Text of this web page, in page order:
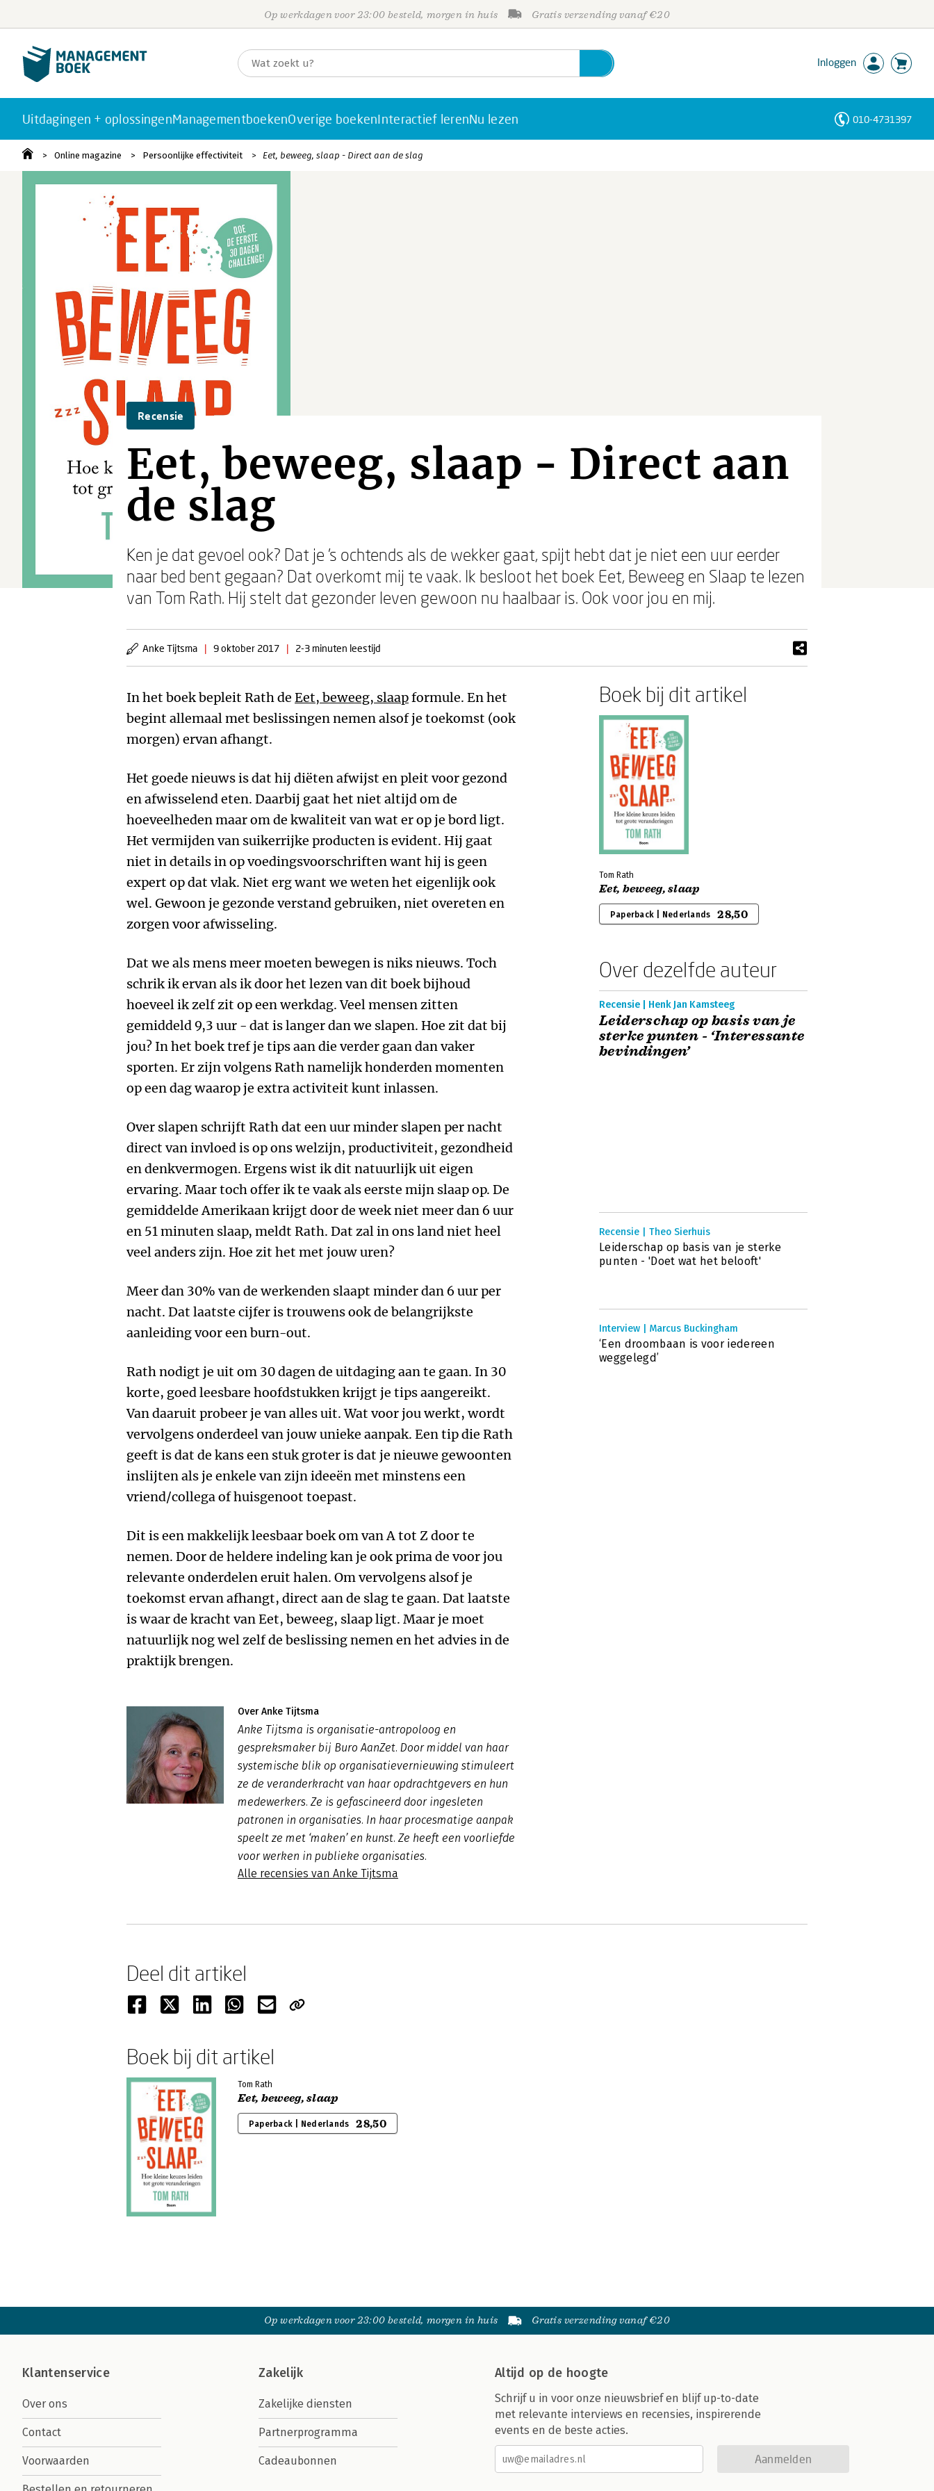
Op werkdagen voor 23:00 besteld, morgen in huis Gratis verzending vanaf €20
Inloggen
Uitdagingen + oplossingenManagementboekenOverige boekenInteractief lerenNu lezen 010-4731397
Online magazine Persoonlijke effectiviteit Eet, beweeg, slaap - Direct aan de slag
Recensie
Eet, beweeg, slaap - Direct aan
de slag
Ken je dat gevoel ook? Dat je 's ochtends als de wekker gaat, spijt hebt dat je niet een uur eerder
naar bed bent gegaan? Dat overkomt mij te vaak. Ik besloot het boek Eet, Beweeg en Slaap te lezen
van Tom Rath. Hij stelt dat gezonder leven gewoon nu haalbaar is. Ook voor jou en mij.
Anke Tijtsma | 9 oktober 2017 | 2-3 minuten leestijd
In het boek bepleit Rath de Eet, beweeg, slaapformule. En het
begint allemaal met beslissingen nemen alsof je toekomst (ook
morgen) ervan afhangt.
Het goede nieuws is dat hij diëten afwijst en pleit voor gezond
en afwisselend eten. Daarbij gaat het niet altijd om de
hoeveelheden maar om de kwaliteit van wat er op je bord ligt.
Het vermijden van suikerrijke producten is evident. Hij gaat
niet in details in op voedingsvoorschriften want hij is geen
expert op dat vlak. Niet erg want we weten het eigenlijk ook
wel. Gewoon je gezonde verstand gebruiken, niet overeten en
zorgen voor afwisseling.
Dat we als mens meer moeten bewegen is niks nieuws. Toch
schrik ik ervan als ik door het lezen van dit boek bijhoud
hoeveel ik zelf zit op een werkdag. Veel mensen zitten
gemiddeld 9,3 uur - dat is langer dan we slapen. Hoe zit dat bij
jou? In het boek tref je tips aan die verder gaan dan vaker
sporten. Er zijn volgens Rath namelijk honderden momenten
op een dag waarop je extra activiteit kunt inlassen.
Over slapen schrijft Rath dat een uur minder slapen per nacht
direct van invloed is op ons welzijn, productiviteit, gezondheid
en denkvermogen. Ergens wist ik dit natuurlijk uit eigen
ervaring. Maar toch offer ik te vaak als eerste mijn slaap op. De
gemiddelde Amerikaan krijgt door de week niet meer dan 6 uur
en 51 minuten slaap, meldt Rath. Dat zal in ons land niet heel
veel anders zijn. Hoe zit het met jouw uren?
Meer dan 30% van de werkenden slaapt minder dan 6 uur per
nacht. Dat laatste cijfer is trouwens ook de belangrijkste
aanleiding voor een burn-out.
Rath nodigt je uit om 30 dagen de uitdaging aan te gaan. In 30
korte, goed leesbare hoofdstukken krijgt je tips aangereikt.
Van daaruit probeer je van alles uit. Wat voor jou werkt, wordt
vervolgens onderdeel van jouw unieke aanpak. Een tip die Rath
geeft is dat de kans een stuk groter is dat je nieuwe gewoonten
inslijten als je enkele van zijn ideeën met minstens een
vriend/collega of huisgenoot toepast.
Dit is een makkelijk leesbaar boek om van A tot Z door te
nemen. Door de heldere indeling kan je ook prima de voor jou
relevante onderdelen eruit halen. Om vervolgens alsof je
toekomst ervan afhangt, direct aan de slag te gaan. Dat laatste
is waar de kracht van Eet, beweeg, slaap ligt. Maar je moet
natuurlijk nog wel zelf de beslissing nemen en het advies in de
praktijk brengen.
Over Anke Tijtsma
Anke Tijtsma is organisatie-antropoloog en
gespreksmaker bij Buro AanZet. Door middel van haar
systemische blik op organisatievernieuwing stimuleert
ze de veranderkracht van haar opdrachtgevers en hun
medewerkers. Ze is gefascineerd door ingesleten
patronen in organisaties. In haar procesmatige aanpak
speelt ze met ‘maken’ en kunst. Ze heeft een voorliefde
voor werken in publieke organisaties.
Alle recensies van Anke Tijtsma
Boek bij dit artikel
Tom Rath
Eet, beweeg, slaap
Paperback | Nederlands 28,50
Over dezelfde auteur
Recensie | Henk Jan Kamsteeg
Leiderschap op basis van je
sterke punten - ‘Interessante
bevindingen’
Recensie | Theo Sierhuis
Leiderschap op basis van je sterke
punten - 'Doet wat het belooft'
Interview | Marcus Buckingham
‘Een droombaan is voor iedereen
weggelegd’
Deel dit artikel
Boek bij dit artikel
Tom Rath
Eet, beweeg, slaap
Paperback | Nederlands 28,50
Op werkdagen voor 23:00 besteld, morgen in huis Gratis verzending vanaf €20
Klantenservice
Over ons
Contact
Voorwaarden
Zakelijk
Zakelijke diensten
Partnerprogramma
Cadeaubonnen
Altijd op de hoogte
Schrijf u in voor onze nieuwsbrief en blijf up-to-date
met relevante interviews en recensies, inspirerende
events en de beste acties.
Aanmelden
Personen